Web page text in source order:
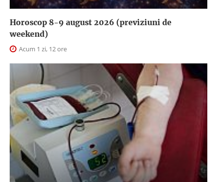
Horoscop 8-9 august 2026 (previziuni de
weekend)
Acum 1 zi, 12 ore